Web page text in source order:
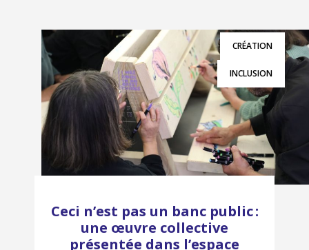
CRÉATION
INCLUSION
Ceci n’est pas un banc public :
une œuvre collective
présentée dans l’espace